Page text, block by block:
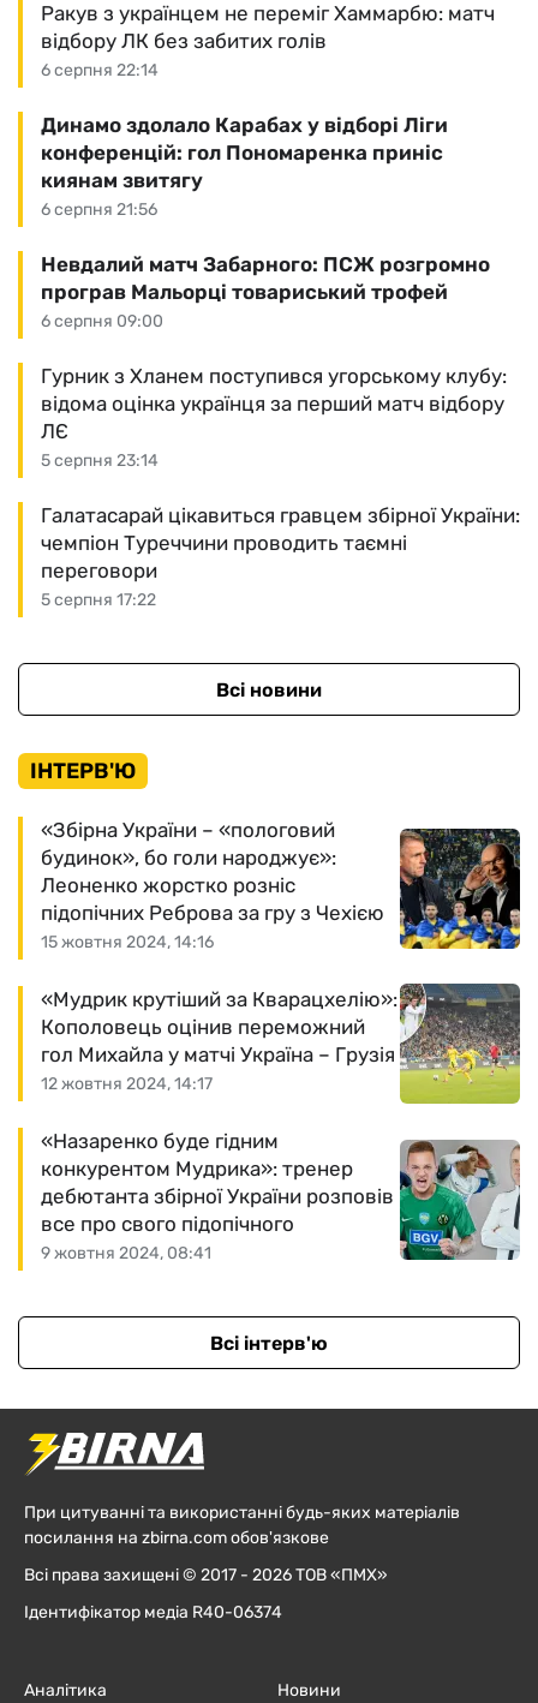
6 серпня 22:14
Ракув з українцем не переміг Хаммарбю: матч
відбору ЛК без забитих голів
6 серпня 21:56
Динамо здолало Карабах у відборі Ліги
конференцій: гол Пономаренка приніс
киянам звитягу
6 серпня 09:00
Невдалий матч Забарного: ПСЖ розгромно
програв Мальорці товариський трофей
5 серпня 23:14
Гурник з Хланем поступився угорському клубу:
відома оцінка українця за перший матч відбору
ЛЄ
5 серпня 17:22
Галатасарай цікавиться гравцем збірної України:
чемпіон Туреччини проводить таємні
переговори
Всі новини
ІНТЕРВ'Ю
15 жовтня 2024, 14:16
«Збірна України – «пологовий
будинок», бо голи народжує»:
Леоненко жорстко розніс
підопічних Реброва за гру з Чехією
12 жовтня 2024, 14:17
«Мудрик крутіший за Кварацхелію»:
Кополовець оцінив переможний
гол Михайла у матчі Україна – Грузія
9 жовтня 2024, 08:41
«Назаренко буде гідним
конкурентом Мудрика»: тренер
дебютанта збірної України розповів
все про свого підопічного
Всі інтерв'ю
При цитуванні та використанні будь-яких матеріалів
посилання на zbirna.com обов'язкове
Всі права захищені © 2017 - 2026 ТОВ «ПМХ»
Ідентифікатор медіа R40-06374
Аналітика
Новини